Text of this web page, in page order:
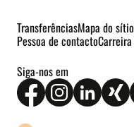
TransferênciasMapa do sítio
Pessoa de contactoCarreira
Siga-nos em